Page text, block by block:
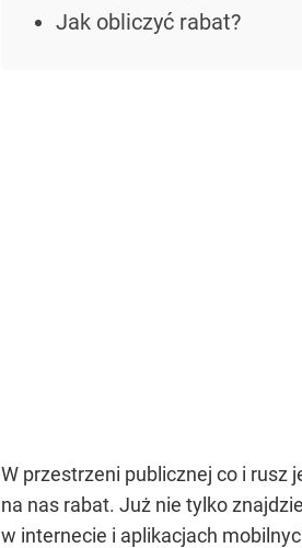
Jak obliczyć rabat?
W przestrzeni publicznej co i rusz
na nas rabat. Już nie tylko
w internecie i aplikacjach